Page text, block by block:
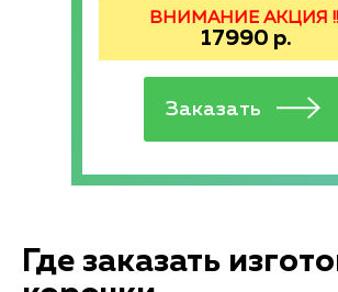
ВНИМАНИЕ АКЦИЯ
17990 р.
Где заказать